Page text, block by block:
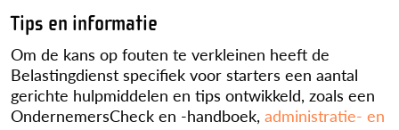
Tips en informatie
Om de kans op fouten te verkleinen heeft de
Belastingdienst specifiek voor starters een aantal
gerichte hulpmiddelen en tips ontwikkeld, zoals een
OndernemersCheck en -handboek, administratie- en